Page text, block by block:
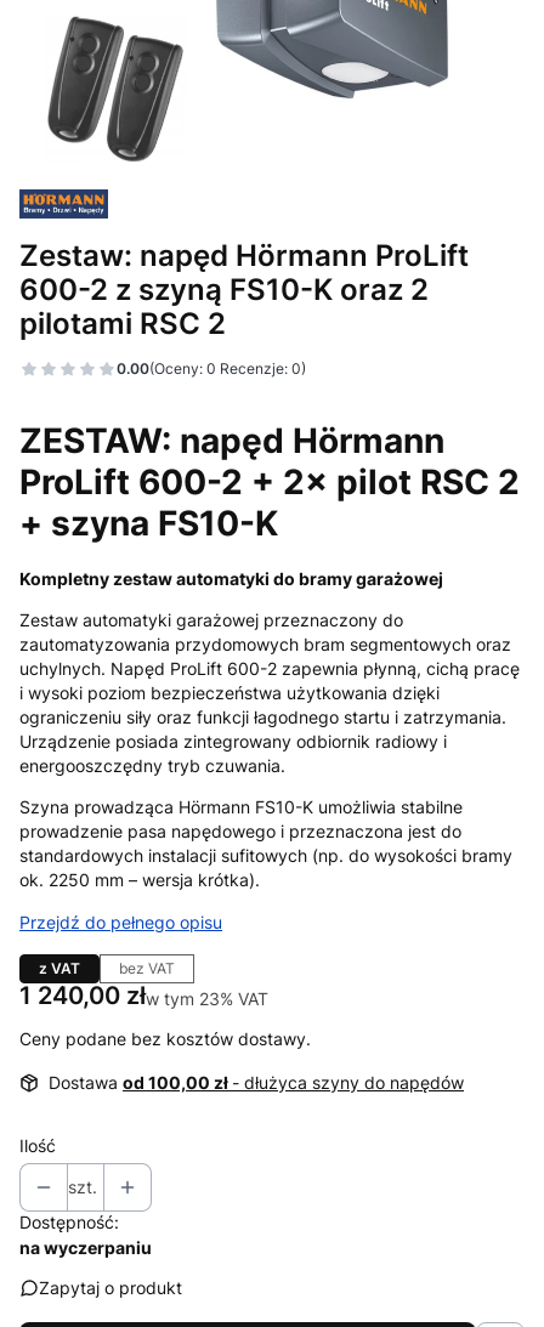
Zestaw: napęd Hörmann ProLift
600-2 z szyną FS10-K oraz 2
pilotami RSC 2
0.00(Oceny: 0 Recenzje: 0)
ZESTAW: napęd Hörmann
ProLift 600-2 + 2× pilot RSC 2
+ szyna FS10-K
Kompletny zestaw automatyki do bramy garażowej
Zestaw automatyki garażowej przeznaczony do
zautomatyzowania przydomowych bram segmentowych oraz
uchylnych. Napęd ProLift 600-2 zapewnia płynną, cichą pracę
i wysoki poziom bezpieczeństwa użytkowania dzięki
ograniczeniu siły oraz funkcji łagodnego startu i zatrzymania.
Urządzenie posiada zintegrowany odbiornik radiowy i
energooszczędny tryb czuwania.
Szyna prowadząca Hörmann FS10-K umożliwia stabilne
prowadzenie pasa napędowego i przeznaczona jest do
standardowych instalacji sufitowych (np. do wysokości bramy
ok. 2250 mm – wersja krótka).
Przejdź do pełnego opisu
z VAT bez VAT
Cena
1 240,00 złw tym 23% VAT
w tym 23% VAT
Ceny podane bez kosztów dostawy.
Dostawa od 100,00 zł - dłużyca szyny do napędów
Ilość
szt.
Dostępność:
na wyczerpaniu
Zapytaj o produkt